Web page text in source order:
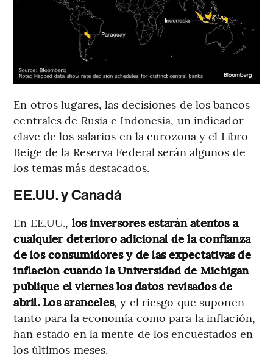
En otros lugares, las decisiones de los bancos
centrales de Rusia e Indonesia, un indicador
clave de los salarios en la eurozona y el Libro
Beige de la Reserva Federal serán algunos de
los temas más destacados.
EE.UU. y Canadá
En EE.UU., los inversores estarán atentos a
cualquier deterioro adicional de la confianza
de los consumidores y de las expectativas de
inflación cuando la Universidad de Michigan
publique el viernes los datos revisados de
abril. Los aranceles, y el riesgo que suponen
tanto para la economía como para la inflación,
han estado en la mente de los encuestados en
los últimos meses.